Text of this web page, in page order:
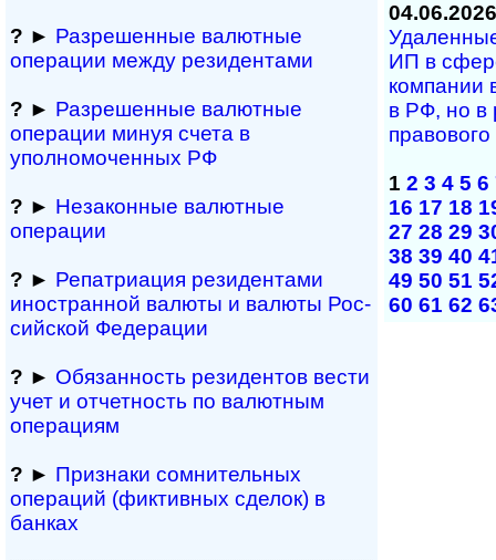
? ► Разрешенные валютные
операции между резидентами
? ► Разрешенные валютные
операции минуя счета в
уполномоченных РФ
? ► Незаконные валютные
операции
? ► Репатриация ре­зи­ден­та­ми
иностранной ва­лю­ты и валюты Рос­
сий­ской Федерации
? ► Обязанность резиден­тов вести
учет и отчетность по валютным
операциям
? ► Признаки сомнитель­ных
операций (фиктивных сделок) в
банках
04.06.2026
ИП в
ком­па­нии
в РФ, но в
1 2 3 4 5 6
16 17 18
27 28 29
38 39 40
49 50 51
60 61 62